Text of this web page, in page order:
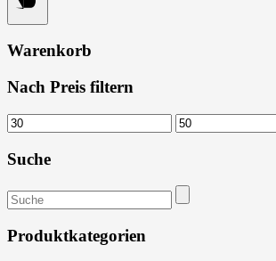
Warenkorb
Nach Preis filtern
Min.
Preis
Max.
Preis
Suche
Suchen
nach:
Produktkategorien